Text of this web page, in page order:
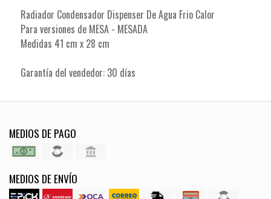
Radiador Condensador Dispenser De Agua Frio Calor
Para versiones de MESA - MESADA
Medidas 41 cm x 28 cm
Garantía del vendedor: 30 días
MEDIOS DE PAGO
MEDIOS DE ENVÍO